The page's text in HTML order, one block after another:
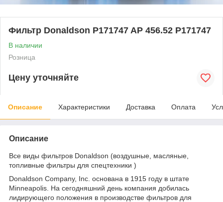
Фильтр Donaldson P171747 AP 456.52 P171747
В наличии
Розница
Цену уточняйте
Описание Характеристики Доставка Оплата
Описание
Все виды фильтров Donaldson (воздушные, масляные,
топливные фильтры для спецтехники )
Donaldson Company, Inc. основана в 1915 году в штате
Minneapolis. На сегодняшний день компания добилась
лидирующего положения в производстве фильтров для